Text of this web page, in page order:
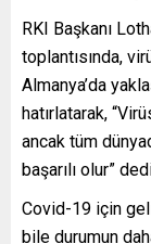
RKI Başkanı
toplantısında,
Almanya’da
hatırlatarak,
ancak tüm
başarılı olur”
Covid-19 için
bile durumun